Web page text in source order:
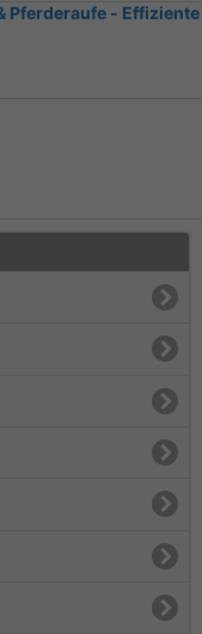
Pferderaufe - Effiziente